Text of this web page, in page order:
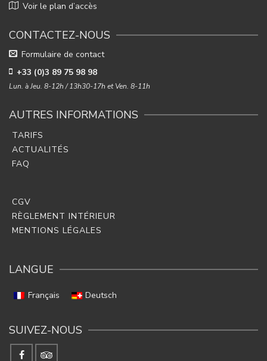
Voir le plan d’accès
CONTACTEZ-NOUS
Formulaire de contact
+33 (0)3 89 75 98 98
Lun. à Jeu. 8-12h / 13h30-17h et Ven. 8-11h
AUTRES INFORMATIONS
TARIFS
ACTUALITÉS
FAQ
CGV
RÈGLEMENT INTÉRIEUR
MENTIONS LÉGALES
LANGUE
Français Deutsch
SUIVEZ-NOUS